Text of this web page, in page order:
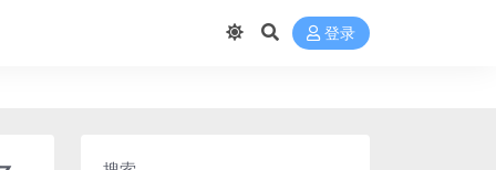
登录